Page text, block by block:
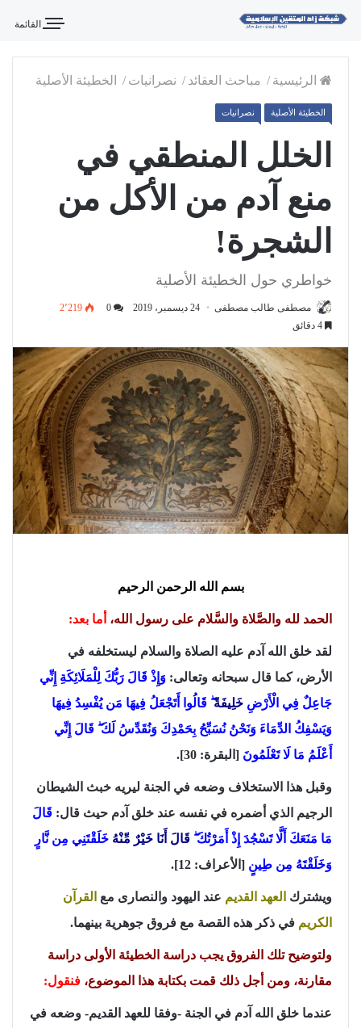
القائمة
الرئيسية / مباحث العقائد / نصرانيات / الخطيئة الأصلية
الخطيئة الأصلية نصرانيات
الخلل المنطقي في
منع آدم من الأكل من
الشجرة!
خواطري حول الخطيئة الأصلية
مصطفى طالب مصطفى 24 ديسمبر، 2019
2٬219
بسم الله الرحمن الرحيم
الحمد لله والصَّلاة والسَّلام على رسول الله، أما بعد:
لقد خلق الله آدم عليه الصلاة والسلام ليستخلفه في
الأرض، كما قال سبحانه وتعالى: وَإِذْ قَالَ رَبُّكَ لِلْمَلَائِكَةِ إِنِّي
جَاعِلٌ فِي الْأَرْضِ خَلِيفَةًۖ قَالُوا أَتَجْعَلُ فِيهَا مَن يُفْسِدُ فِيهَا
وَيَسْفِكُ الدِّمَاءَ وَنَحْنُ نُسَبِّحُ بِحَمْدِكَ وَنُقَدِّسُ لَكَ ۖ قَالَ إِنِّي
أَعْلَمُ مَا لَا تَعْلَمُونَ [البقرة: 30].
وقبل هذا الاستخلاف وضعه في الجنة ليريه خبث الشيطان
الرجيم الذي أضمره في نفسه عند خلق آدم حيث قال: قَالَ
مَا مَنَعَكَ أَلَّا تَسْجُدَ إِذْ أَمَرْتُكَ ۖ قَالَ أَنَا خَيْرٌ مِّنْهُ خَلَقْتَنِي مِن نَّارٍ
وَخَلَقْتَهُ مِن طِينٍ [الأعراف: 12].
ويشترك العهد القديم عند اليهود والنصارى مع القرآن
الكريم في ذكر هذه القصة مع فروق جوهرية بينهما.
ولتوضيح تلك الفروق يجب دراسة الخطيئة الأولى دراسة
مقارنة، ومن أجل ذلك قمت بكتابة هذا الموضوع، فنقول:
عندما خلق الله آدم في الجنة -وفقا للعهد القديم- وضعه في